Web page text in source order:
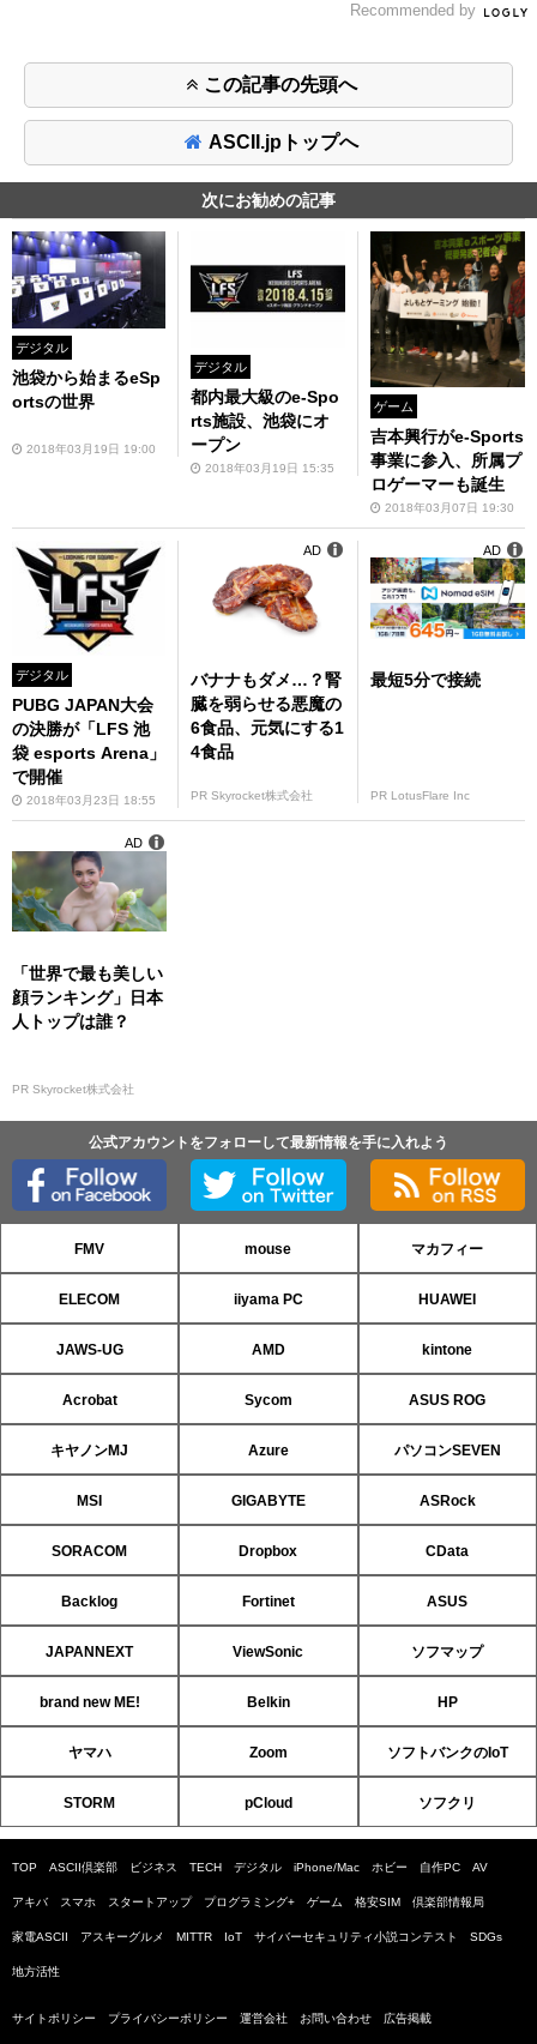
Recommended by
この記事の先頭へ
ASCII.jpトップへ
次にお勧めの記事
デジタル
池袋から始まるeSp
ortsの世界
2018年03月19日 19:00
デジタル
都内最大級のe-Spo
rts施設、池袋にオ
ープン
2018年03月19日 15:35
ゲーム
吉本興行がe-Sports
事業に参入、所属プ
ロゲーマーも誕生
2018年03月07日 19:30
デジタル
PUBG JAPAN大会
の決勝が「LFS 池
袋 esports Arena」
で開催
2018年03月23日 18:55
バナナもダメ…？腎
臓を弱らせる悪魔の
6食品、元気にする1
4食品
PR Skyrocket株式会社
AD
最短5分で接続
PR LotusFlare Inc
AD
「世界で最も美しい
顔ランキング」日本
人トップは誰？
PR Skyrocket株式会社
AD
公式アカウントをフォローして最新情報を手に入れよう
FMV mouse マカフィー
ELECOM iiyama PC HUAWEI
JAWS-UG AMD kintone
Acrobat Sycom ASUS ROG
キヤノンMJ Azure パソコンSEVEN
MSI GIGABYTE ASRock
SORACOM Dropbox CData
Backlog Fortinet ASUS
JAPANNEXT ViewSonic ソフマップ
brand new ME! Belkin HP
ヤマハ Zoom ソフトバンクのIoT
STORM pCloud ソフクリ
TOP ASCII倶楽部 ビジネス TECH デジタル iPhone/Mac ホビー 自作PC AV
アキバ スマホ スタートアップ プログラミング+ ゲーム 格安SIM 倶楽部情報局
家電ASCII アスキーグルメ MITTR IoT サイバーセキュリティ小説コンテスト SDGs
地方活性
サイトポリシー プライバシーポリシー 運営会社 お問い合わせ 広告掲載